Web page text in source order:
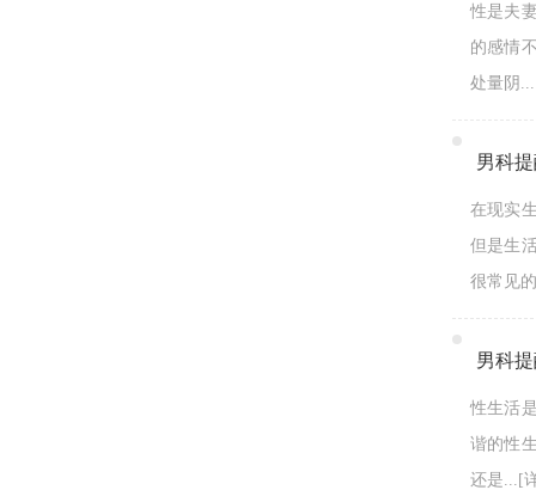
性是夫
的感情
处量阴...
男科
在现实
但是生
很常见
男科
性生活
谐的性
还是... [